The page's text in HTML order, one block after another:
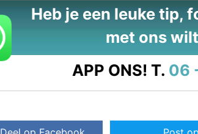
Heb je een leuke tip,
met ons
APP ONS! T. 06